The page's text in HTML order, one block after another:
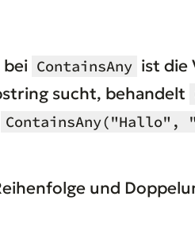
ContainsAny ist die
sucht, behandelt
ContainsAny("Hallo",
und